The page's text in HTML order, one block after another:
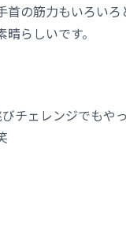
首の筋力もいろいろ
晴らしいです。
チェレンジでもや